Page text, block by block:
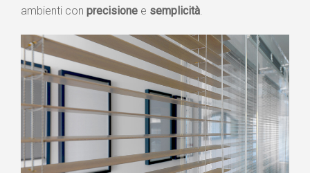
ambienti con precisione e semplicità.